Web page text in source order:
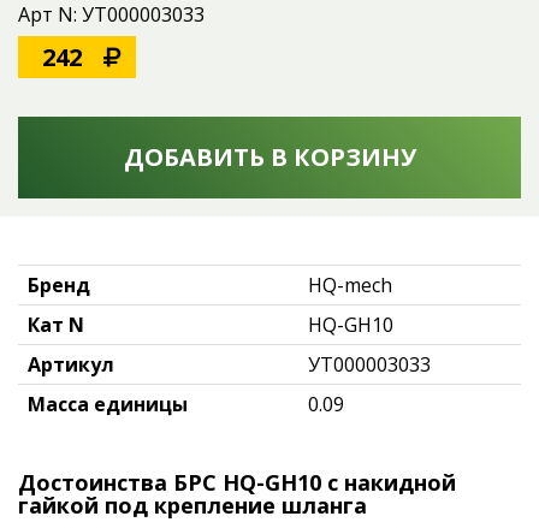
Арт N: УТ000003033
242
ДОБАВИТЬ В КОРЗИНУ
Бренд
HQ-mech
Кат N
HQ-GH10
Артикул
УТ000003033
Масса единицы
0.09
Достоинства БРС HQ-GH10 с накидной
гайкой под крепление шланга